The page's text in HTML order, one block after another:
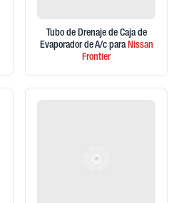
Tubo de Drenaje de Caja de
Evaporador de A/c paraNissan
Frontier